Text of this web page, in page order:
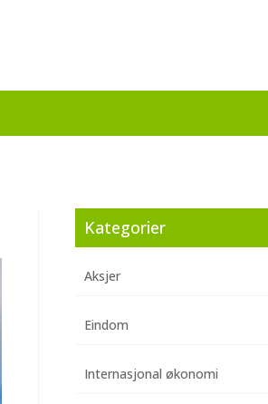
Kategorier
Aksjer
Eindom
Internasjonal økonomi